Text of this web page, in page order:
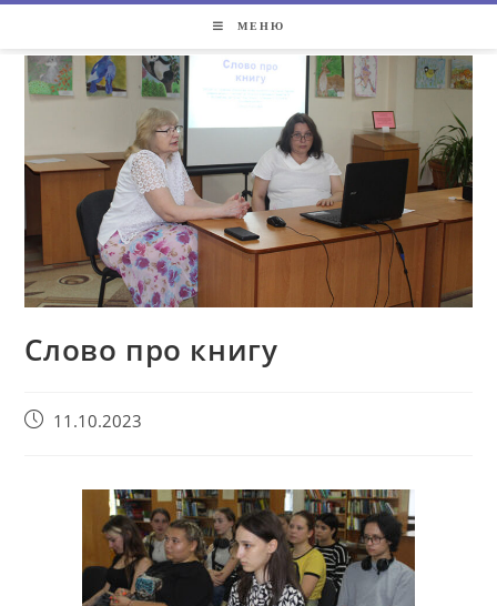
МЕНЮ
Слово про книгу
11.10.2023